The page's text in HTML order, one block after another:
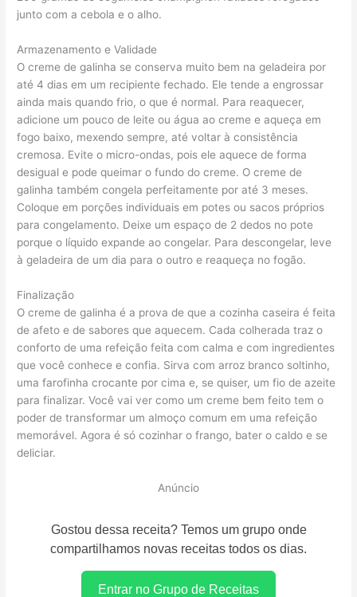
junto com a cebola e o alho.
Armazenamento e Validade
O creme de galinha se conserva muito bem na geladeira por
até 4 dias em um recipiente fechado. Ele tende a engrossar
ainda mais quando frio, o que é normal. Para reaquecer,
adicione um pouco de leite ou água ao creme e aqueça em
fogo baixo, mexendo sempre, até voltar à consistência
cremosa. Evite o micro-ondas, pois ele aquece de forma
desigual e pode queimar o fundo do creme. O creme de
galinha também congela perfeitamente por até 3 meses.
Coloque em porções individuais em potes ou sacos próprios
para congelamento. Deixe um espaço de 2 dedos no pote
porque o líquido expande ao congelar. Para descongelar, leve
à geladeira de um dia para o outro e reaqueça no fogão.
Finalização
O creme de galinha é a prova de que a cozinha caseira é feita
de afeto e de sabores que aquecem. Cada colherada traz o
conforto de uma refeição feita com calma e com ingredientes
que você conhece e confia. Sirva com arroz branco soltinho,
uma farofinha crocante por cima e, se quiser, um fio de azeite
para finalizar. Você vai ver como um creme bem feito tem o
poder de transformar um almoço comum em uma refeição
memorável. Agora é só cozinhar o frango, bater o caldo e se
deliciar.
Anúncio
Gostou dessa receita? Temos um grupo onde
compartilhamos novas receitas todos os dias.
Entrar no Grupo de Receitas